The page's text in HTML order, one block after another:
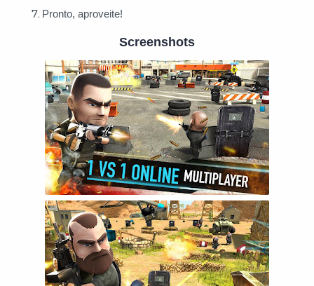
Pronto, aproveite!
Screenshots